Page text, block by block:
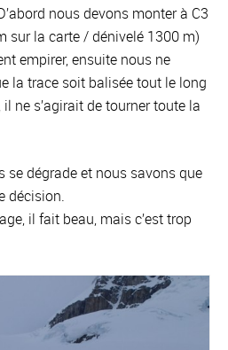
nous devons monter à C3
sur la carte / dénivelé 1300 m)
empirer, ensuite nous ne
la trace soit balisée tout le long
ne s’agirait de tourner toute la
se dégrade et nous savons que
décision.
il fait beau, mais c’est trop